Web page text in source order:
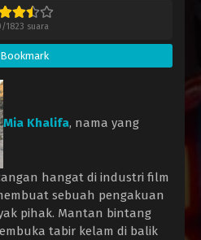
/1823 suara
Bookmark
Mia Khalifa, nama yang
hangat di industri film
sebuah pengakuan
pihak. Mantan bintang
tabir kelam di balik